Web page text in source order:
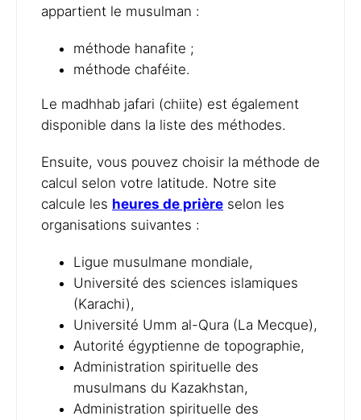
appartient le musulman :
méthode hanafite ;
méthode chaféite.
Le madhhab jafari (chiite) est également
disponible dans la liste des méthodes.
Ensuite, vous pouvez choisir la méthode de
calcul selon votre latitude. Notre site
calcule les heures de prière selon les
organisations suivantes :
Ligue musulmane mondiale,
Université des sciences islamiques
(Karachi),
Université Umm al-Qura (La Mecque),
Autorité égyptienne de topographie,
Administration spirituelle des
musulmans du Kazakhstan,
Administration spirituelle des